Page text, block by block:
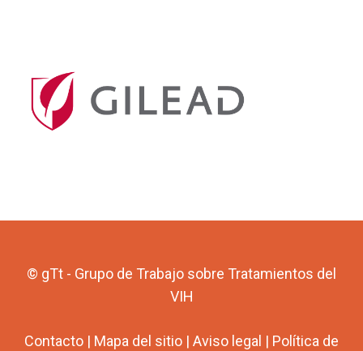
© gTt - Grupo de Trabajo sobre Tratamientos del
VIH
Contacto | Mapa del sitio | Aviso legal | Política de